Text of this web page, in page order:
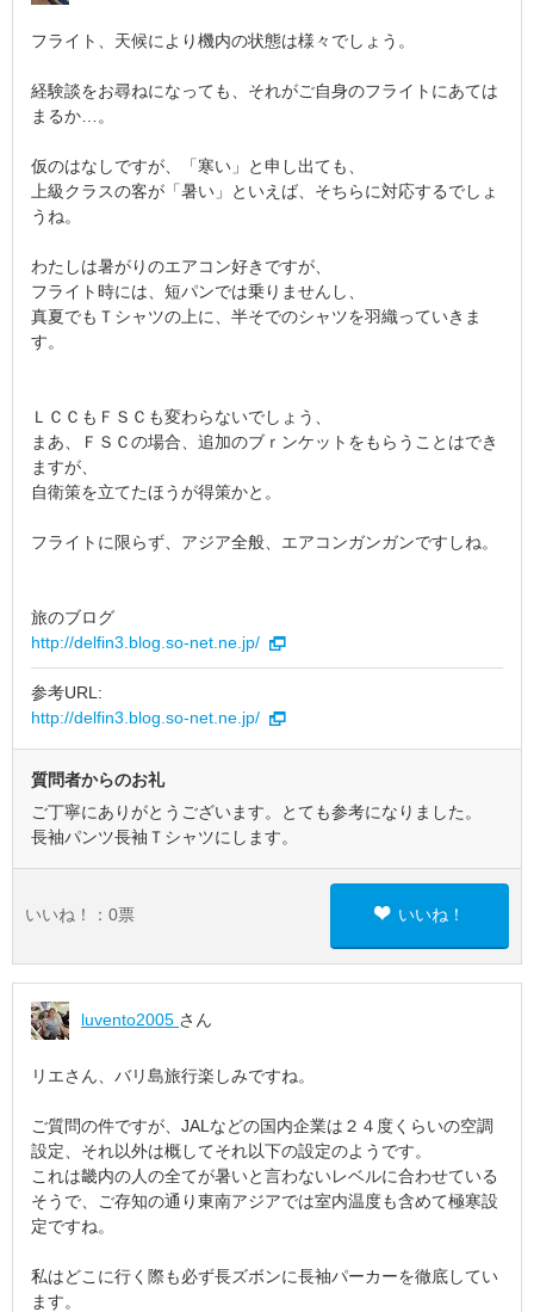
フライト、天候により機内の状態は様々でしょう。
経験談をお尋ねになっても、それがご自身のフライトにあては
まるか…。
仮のはなしですが、「寒い」と申し出ても、
上級クラスの客が「暑い」といえば、そちらに対応するでしょ
うね。
わたしは暑がりのエアコン好きですが、
フライト時には、短パンでは乗りませんし、
真夏でもＴシャツの上に、半そでのシャツを羽織っていきま
す。
ＬＣＣもＦＳＣも変わらないでしょう、
まあ、ＦＳＣの場合、追加のブｒンケットをもらうことはでき
ますが、
自衛策を立てたほうが得策かと。
フライトに限らず、アジア全般、エアコンガンガンですしね。
旅のブログ
http://delfin3.blog.so-net.ne.jp/
参考URL:
http://delfin3.blog.so-net.ne.jp/
質問者からのお礼
ご丁寧にありがとうございます。とても参考になりました。
長袖パンツ長袖Ｔシャツにします。
いいね！： 0票 いいね！
luvento2005 さん
リエさん、バリ島旅行楽しみですね。
ご質問の件ですが、JALなどの国内企業は２４度くらいの空調
設定、それ以外は概してそれ以下の設定のようです。
これは畿内の人の全てが暑いと言わないレベルに合わせている
そうで、ご存知の通り東南アジアでは室内温度も含めて極寒設
定ですね。
私はどこに行く際も必ず長ズボンに長袖パーカーを徹底してい
ます。